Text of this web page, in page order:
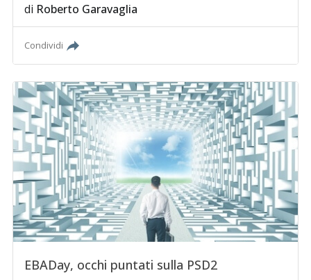
di Roberto Garavaglia
Condividi
EBADay, occhi puntati sulla PSD2